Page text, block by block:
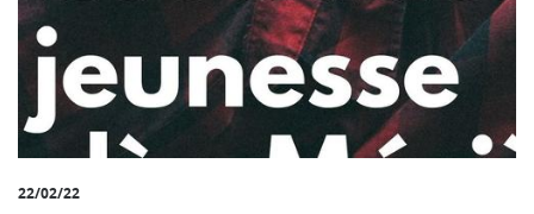
22/02/22